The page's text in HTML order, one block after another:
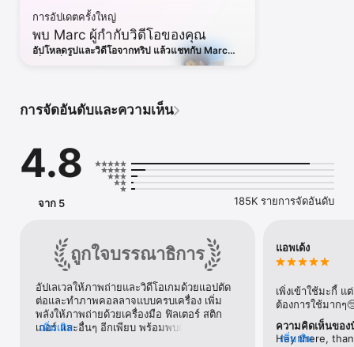
Aura สร้าง แก้ไข และปรับแต่งในการสนทนาเดียว แนะนำพรอมต์ สร้าง
ภาพ AI และวิดีโอ AI จดจำการสนทนา และให้คุณแชร์เซสชันได้
Aura รวมโมเดล AI เพื่อสร้างและแก้ไขภาพ AI และวิดีโอ ใช้ Nano
Banana™ สำหรับการสร้างรูปภาพ และโมเดลวิดีโออย่าง Veo™ (Veo
3), Kling, Runway และ Luma ความพร้อมใช้งานอาจแตกต่างกันไป
เริ่มต้นโปรเจกต์ด้วยเทมเพลต
โปสเตอร์ และอีกมากมาย
แปลงดีไซน์ด้วยเครื่องมือลบพื้นหลัง
• ลบพื้นหลังเพื่อได้ภาพตัดออกและภาพสินค้าแบบคมชัด
พื้นหลังรวดเร็วสำหรับโฆษณาและโปรโมชัน
• ลบพื้นหลัง เก็บขอบ และสร้างสไตล์สวยๆ สำหรับโปรเจกต์ตัดต่อรูปภาพ
ลบวัตถุได้ง่าย
• Object Remover / Object Eraser ลบวัตถุที่ไม่ต้องการ
• ลบสิ่งรกตาและตำหนิให้รูปสะอาดตา
การอัปเดตครั้งใหญ่
พบ Marc ผู้กำกับวิดีโอของคุณ
อัปโหลดรูปและวิดีโอจากทริป แล้วแชทกับ Marc
เพื่อเปลี่ยนช่วงเวลาสุดพิเศษให้กลายเป็นรีลพร้อม
การจัดอันดับและความเห็น
4.8
จาก 5 185K รายการจัดอันดับ
ถูกใจบรรณาธิการ
อัปเลเวลให้ภาพถ่ายและวิดีโอเกมด้วยแอปตัด
ต่อและทำภาพคอลลาจแบบครบเครื่อง เพิ่ม
พลังให้ภาพถ่ายด้วยเครื่องมือ ฟิลเตอร์ สติก
เกอร์ และอื่นๆ อีกเพียบ พร้อมพบผู้ใช้งานคน
เพิ่มเติม
แอพเด้ง
เพิ่งเข้าใช้มะกี้
ต้องการใช้มากๆ
ความคิดเห็นขอ
Hey there,
เพิ่มเติม